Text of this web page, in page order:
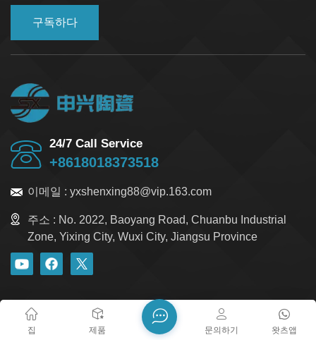
구독하다
24/7 Call Service
+8618018373518
이메일 : yxshenxing88@vip.163.com
주소 : No. 2022, Baoyang Road, Chuanbu Industrial
Zone, Yixing City, Wuxi City, Jiangsu Province
Xml 개인정보 보호정책
사이트맵
저작권 @ 2026 Yixing Shenxing Technology Co., Ltd. 모든 권리
집 제품 왓츠앱
문의하기